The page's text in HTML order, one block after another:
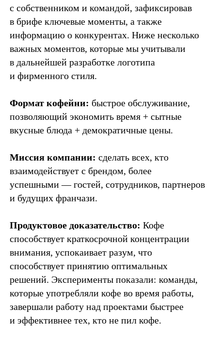
с собственником и командой, зафиксировав
в брифе ключевые моменты, а также
информацию о конкурентах. Ниже несколько
важных моментов, которые мы учитывали
в дальнейшей разработке логотипа
и фирменного стиля.
Формат кофейни: быстрое обслуживание,
позволяющий экономить время + сытные
вкусные блюда + демократичные цены.
Миссия компании: сделать всех, кто
взаимодействует с брендом, более
успешными — гостей, сотрудников, партнеров
и будущих франчази.
Продуктовое доказательство: Кофе
способствует краткосрочной концентрации
внимания, успокаивает разум, что
способствует принятию оптимальных
решений. Эксперименты показали: команды,
которые употребляли кофе во время работы,
завершали работу над проектами быстрее
и эффективнее тех, кто не пил кофе.